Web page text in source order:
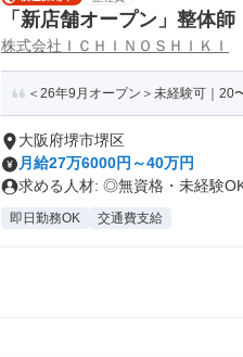
「新店舗オープン」整体
株式会社ＩＣＨＩＮＯＳＨＩＫＩ
＜26年9月オープン＞未経験可｜20
大阪府堺市堺区
月給27万6000円～40万円
求める人材: ◎無資格・未経験
即日勤務OK 交通費支給